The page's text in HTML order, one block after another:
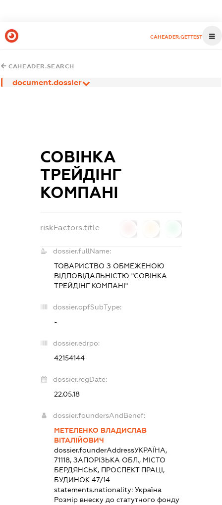
CAHEADER.GETTEST
CAHEADER.SEARCH
document.dossier
СОВІНКА
ТРЕЙДІНГ
КОМПАНІ
riskFactors.title
dossier.fullName:
ТОВАРИСТВО З ОБМЕЖЕНОЮ
ВІДПОВІДАЛЬНІСТЮ "СОВІНКА
ТРЕЙДІНГ КОМПАНІ"
dossier.opfSubType:
-
dossier.edrpo:
42154144
dossier.regDate:
22.05.18
dossier.foundersAndBenef:
МЕТЕЛЕНКО ВЛАДИСЛАВ
ВІТАЛІЙОВИЧ
dossier.founderAddressУКРАЇНА,
71118, ЗАПОРІЗЬКА ОБЛ., МІСТО
БЕРДЯНСЬК, ПРОСПЕКТ ПРАЦІ,
БУДИНОК 47/14
statements.nationality:Україна
Розмір внеску до статутного фонду